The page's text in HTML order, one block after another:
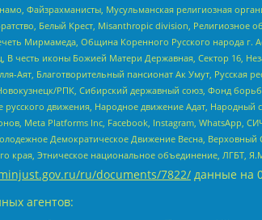
Файзрахманисты, Мусульманская религиозная
Белый Крест, Misanthropic division, Религиозное
Мирмамеда, Община Коренного Русского народа г.
В честь иконы Божией Матери Державная, Сектор 16,
Аят, Благотворительный пансионат Ак Умут,
РПК, Сибирский державный союз, Фонд
движения, Народное движение Адат,
Meta Platforms Inc, Facebook, Instagram, WhatsApp,
Демократическое Движение Весна, Верховный
края, Этническое национальное объединение, ЛГБТ,
ru/documents/7822/ данные на
агентов: